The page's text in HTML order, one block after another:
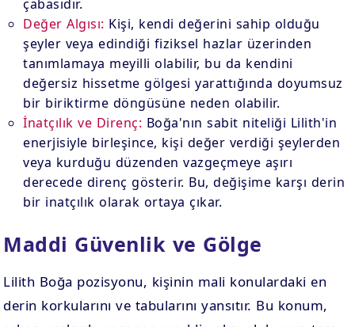
çabasıdır.
Değer Algısı: Kişi, kendi değerini sahip olduğu
şeyler veya edindiği fiziksel hazlar üzerinden
tanımlamaya meyilli olabilir, bu da kendini
değersiz hissetme gölgesi yarattığında doyumsuz
bir biriktirme döngüsüne neden olabilir.
İnatçılık ve Direnç: Boğa'nın sabit niteliği Lilith'in
enerjisiyle birleşince, kişi değer verdiği şeylerden
veya kurduğu düzenden vazgeçmeye aşırı
derecede direnç gösterir. Bu, değişime karşı derin
bir inatçılık olarak ortaya çıkar.
Maddi Güvenlik ve Gölge
Lilith Boğa pozisyonu, kişinin mali konulardaki en
derin korkularını ve tabularını yansıtır. Bu konum,